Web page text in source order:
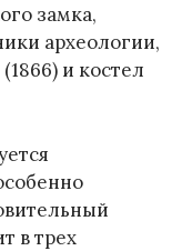
замка,
археологии,
и костел
в трех